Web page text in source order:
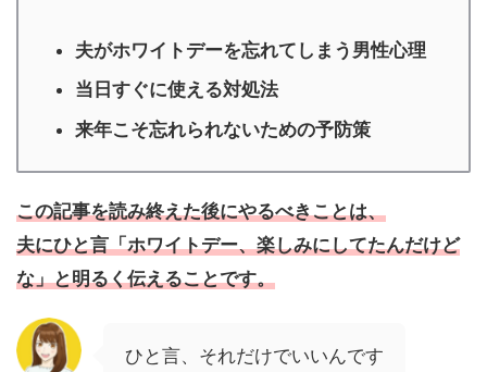
夫がホワイトデーを忘れてしまう男性心理
当日すぐに使える対処法
来年こそ忘れられないための予防策
この記事を読み終えた後にやるべきことは、
夫にひと言「ホワイトデー、楽しみにしてたんだけど
な」と明るく伝えることです。
ひと言、それだけでいいんです